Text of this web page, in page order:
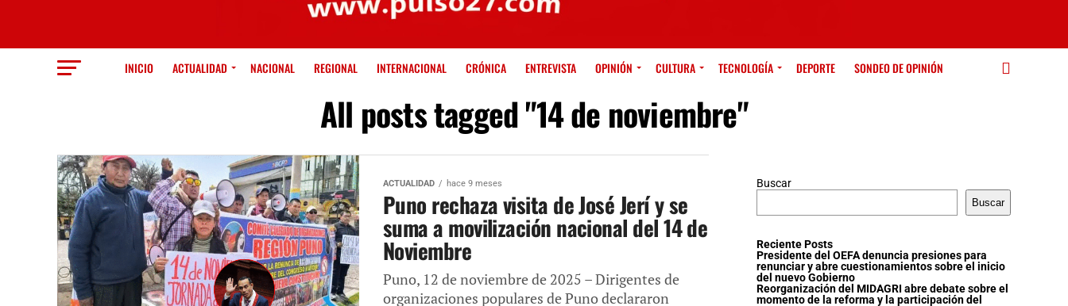
INICIO ACTUALIDAD NACIONAL REGIONAL INTERNACIONAL CRÓNICA ENTREVISTA OPINIÓN CULTURA TECNOLOGÍA DEPORTE SONDEO DE OPINIÓN
All posts tagged "14 de noviembre"
ACTUALIDAD hace 9 meses
Puno rechaza visita de José Jerí y se
suma a movilización nacional del 14 de
Noviembre
Puno, 12 de noviembre de 2025 – Dirigentes de
organizaciones populares de Puno declararon
Buscar
Buscar
Reciente Posts
Presidente del OEFA denuncia presiones para
renunciar y abre cuestionamientos sobre el inicio
del nuevo Gobierno
Reorganización del MIDAGRI abre debate sobre el
momento de la reforma y la participación del